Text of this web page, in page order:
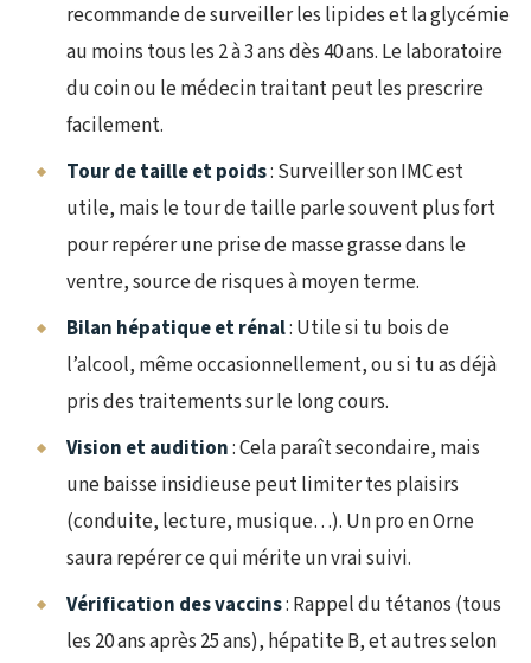
recommande de surveiller les lipides et la glycémie
au moins tous les 2 à 3 ans dès 40 ans. Le laboratoire
du coin ou le médecin traitant peut les prescrire
facilement.
Tour de taille et poids: Surveiller son IMC est
utile, mais le tour de taille parle souvent plus fort
pour repérer une prise de masse grasse dans le
ventre, source de risques à moyen terme.
Bilan hépatique et rénal: Utile si tu bois de
l’alcool, même occasionnellement, ou si tu as déjà
pris des traitements sur le long cours.
Vision et audition: Cela paraît secondaire, mais
une baisse insidieuse peut limiter tes plaisirs
(conduite, lecture, musique…). Un pro en Orne
saura repérer ce qui mérite un vrai suivi.
Vérification des vaccins: Rappel du tétanos (tous
les 20 ans après 25 ans), hépatite B, et autres selon